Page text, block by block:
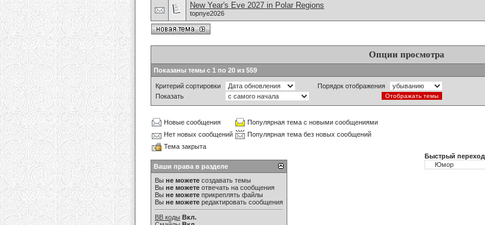
New Year's Eve 2027 in Polar Regions
topnye2026
Опции просмотра
Показаны темы с 1 по 20 из 559
Критерий сортировки
Порядок отображения
Показать
Новые сообщения
Популярная тема с новыми сообщениями
Нет новых сообщений
Популярная тема без новых сообщений
Тема закрыта
Ваши права в разделе
Вы не можете создавать темы
Вы не можете отвечать на сообщения
Вы не можете прикреплять файлы
Вы не можете редактировать сообщения
BB коды Вкл.
Быстрый переход